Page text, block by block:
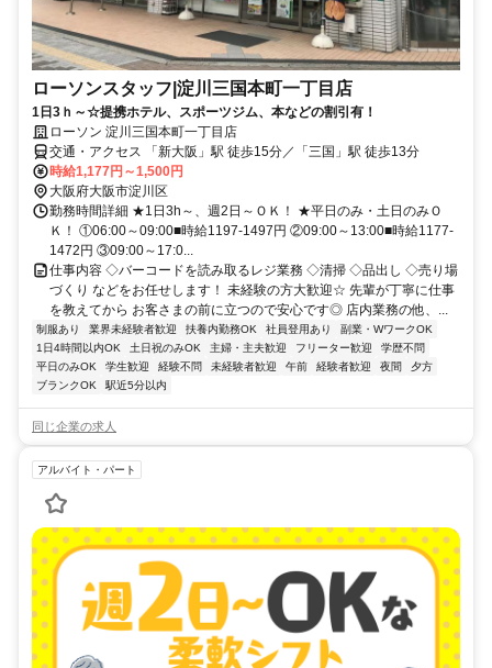
ローソンスタッフ|淀川三国本町一丁目店
1日3ｈ～☆提携ホテル、スポーツジム、本などの割引有！
ローソン 淀川三国本町一丁目店
交通・アクセス 「新大阪」駅 徒歩15分／「三国」駅 徒歩13分
時給1,177円～1,500円
大阪府大阪市淀川区
勤務時間詳細 ★1日3h～、週2日～ＯＫ！ ★平日のみ・土日のみＯ
Ｋ！ ①06:00～09:00■時給1197-1497円 ②09:00～13:00■時給1177-
1472円 ③09:00～17:0...
仕事内容 ◇バーコードを読み取るレジ業務 ◇清掃 ◇品出し ◇売り場
づくり などをお任せします！ 未経験の方大歓迎☆ 先輩が丁寧に仕事
を教えてから お客さまの前に立つので安心です◎ 店内業務の他、...
制服あり 業界未経験者歓迎 扶養内勤務OK 社員登用あり
副業・WワークOK
1日4時間以内OK
土日祝のみOK 主婦・主夫歓迎 フリーター歓迎
学歴不問
平日のみOK
学生歓迎 経験不問 未経験者歓迎 午前 経験者歓迎 夜間
夕方
ブランクOK
駅近5分以内
同じ企業の求人
アルバイト・パート